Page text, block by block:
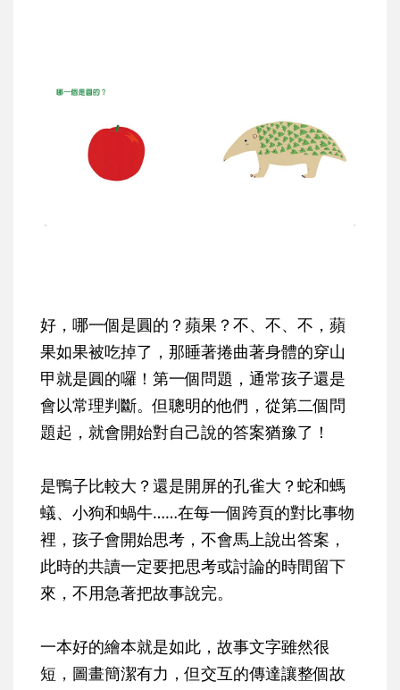
好，哪一個是圓的？蘋果？不、不、不，蘋
果如果被吃掉了，那睡著捲曲著身體的穿山
甲就是圓的囉！第一個問題，通常孩子還是
會以常理判斷。但聰明的他們，從第二個問
題起，就會開始對自己說的答案猶豫了！
是鴨子比較大？還是開屏的孔雀大？蛇和螞
蟻、小狗和蝸牛……在每一個跨頁的對比事物
裡，孩子會開始思考，不會馬上說出答案，
此時的共讀一定要把思考或討論的時間留下
來，不用急著把故事說完。
一本好的繪本就是如此，故事文字雖然很
短，圖畫簡潔有力，但交互的傳達讓整個故